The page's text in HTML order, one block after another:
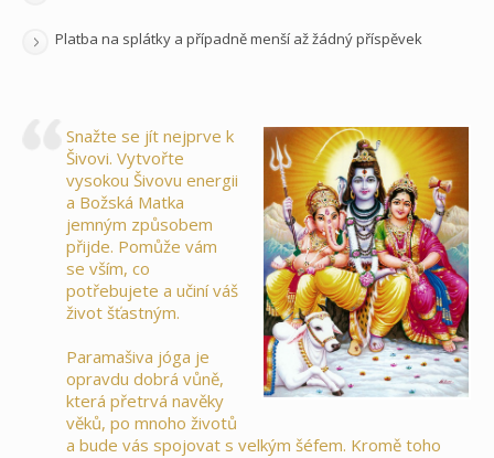
Platba na splátky a případně menší až žádný příspěvek
Snažte se jít nejprve k
Šivovi. Vytvořte
vysokou Šivovu energii
a Božská Matka
jemným způsobem
přijde. Pomůže vám
se vším, co
potřebujete a učiní váš
život šťastným.
Paramašiva jóga je
opravdu dobrá vůně,
která přetrvá navěky
věků, po mnoho životů
a bude vás spojovat s velkým šéfem. Kromě toho